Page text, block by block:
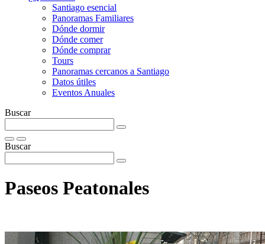
Santiago esencial
Panoramas Familiares
Dónde dormir
Dónde comer
Dónde comprar
Tours
Panoramas cercanos a Santiago
Datos útiles
Eventos Anuales
Buscar
Buscar
Paseos Peatonales